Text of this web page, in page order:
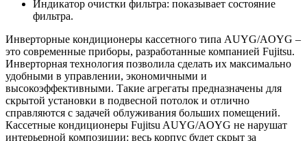
Индикатор очистки фильтра: показывает состояние
фильтра.
Инверторные кондиционеры кассетного типа AUYG/AOYG –
это современные приборы, разработанные компанией Fujitsu.
Инверторная технология позволила сделать их максимально
удобными в управлении, экономичными и
высокоэффективными. Такие агрегаты предназначены для
скрытой установки в подвесной потолок и отлично
справляются с задачей облуживания больших помещений.
Кассетные кондиционеры Fujitsu AUYG/AOYG не нарушат
интерьерной композиции: весь корпус будет скрыт за